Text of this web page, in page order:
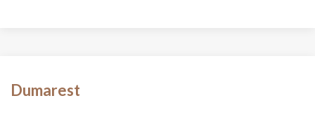
Dumarest